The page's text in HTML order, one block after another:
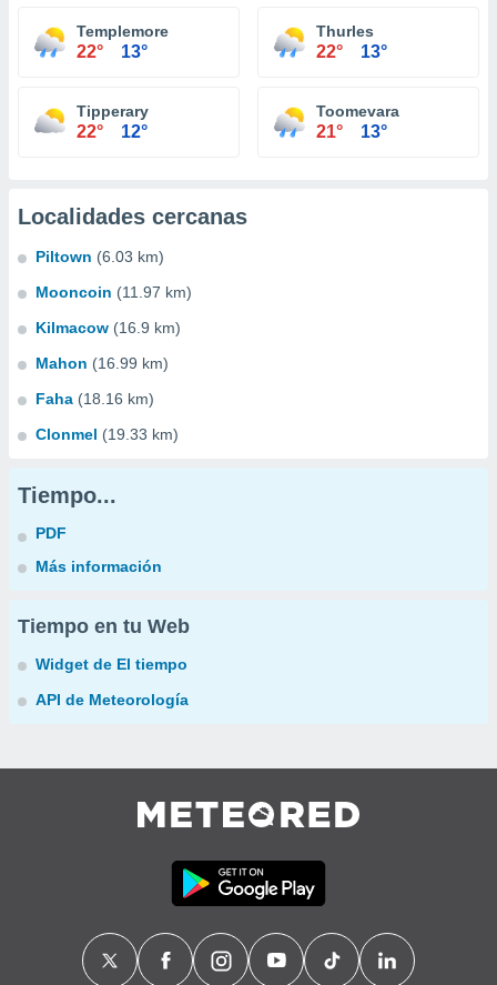
Templemore
22° 13°
Thurles
22° 13°
Tipperary
22° 12°
Toomevara
21° 13°
Localidades cercanas
Piltown (6.03 km)
Mooncoin (11.97 km)
Kilmacow (16.9 km)
Mahon (16.99 km)
Faha (18.16 km)
Clonmel (19.33 km)
Tiempo...
PDF
Más información
Tiempo en tu Web
Widget de El tiempo
API de Meteorología